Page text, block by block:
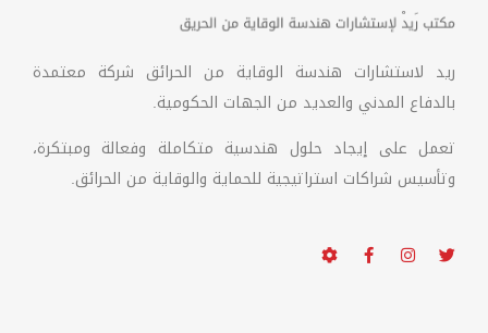
ريد لاستشارات هندسة الوقاية من الحرائق شركة معتمدة
بالدفاع المدني والعديد من الجهات الحكومية.
تعمل على إيجاد حلول هندسية متكاملة وفعالة ومبتكرة،
وتأسيس شراكات استراتيجية للحماية والوقاية من الحرائق.